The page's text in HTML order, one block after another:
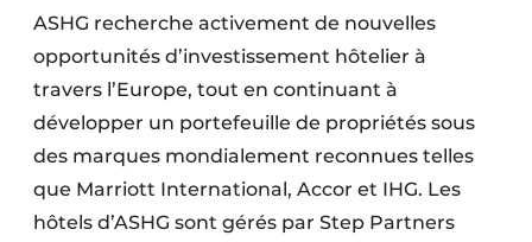
ASHG recherche activement de nouvelles
opportunités d’investissement hôtelier à
travers l’Europe, tout en continuant à
développer un portefeuille de propriétés sous
des marques mondialement reconnues telles
que Marriott International, Accor et IHG. Les
hôtels d’ASHG sont gérés par Step Partners